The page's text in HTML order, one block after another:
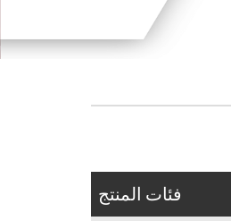
فئات المنتج